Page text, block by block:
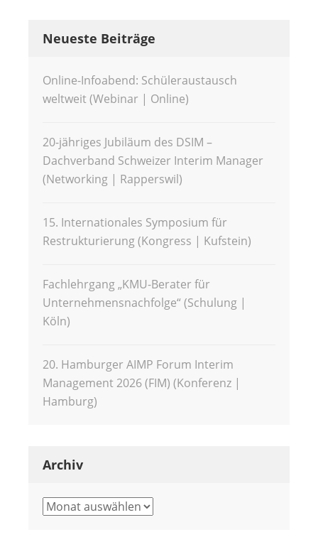
Neueste Beiträge
Online-Infoabend: Schüleraustausch
weltweit (Webinar | Online)
20-jähriges Jubiläum des DSIM –
Dachverband Schweizer Interim Manager
(Networking | Rapperswil)
15. Internationales Symposium für
Restrukturierung (Kongress | Kufstein)
Fachlehrgang „KMU-Berater für
Unternehmensnachfolge“ (Schulung |
Köln)
20. Hamburger AIMP Forum Interim
Management 2026 (FIM) (Konferenz |
Hamburg)
Archiv
Archiv